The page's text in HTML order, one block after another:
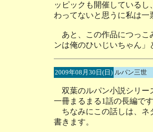
ッピックも開催している
わってないと思うに私は一
あと、この作品につっこ
ンは俺のひいじいちゃん
2009年08月30日(日) ルパン三世
双葉のルパン小説シリー
一冊まるまる1話の長編です
ちなみにこの話しは、ネ
書きます。